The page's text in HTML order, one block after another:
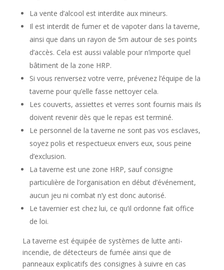
La vente d’alcool est interdite aux mineurs.
Il est interdit de fumer et de vapoter dans la taverne,
ainsi que dans un rayon de 5m autour de ses points
d’accès. Cela est aussi valable pour n’importe quel
bâtiment de la zone HRP.
Si vous renversez votre verre, prévenez l’équipe de la
taverne pour qu’elle fasse nettoyer cela.
Les couverts, assiettes et verres sont fournis mais ils
doivent revenir dès que le repas est terminé.
Le personnel de la taverne ne sont pas vos esclaves,
soyez polis et respectueux envers eux, sous peine
d’exclusion.
La taverne est une zone HRP, sauf consigne
particulière de l’organisation en début d’événement,
aucun jeu ni combat n’y est donc autorisé.
Le tavernier est chez lui, ce qu’il ordonne fait office
de loi.
La taverne est équipée de systèmes de lutte anti-
incendie, de détecteurs de fumée ainsi que de
panneaux explicatifs des consignes à suivre en cas